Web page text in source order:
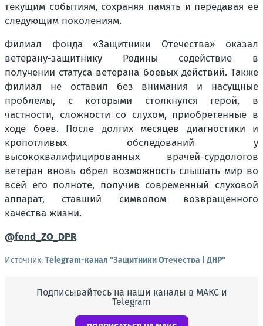
текущим событиям, сохраняя память и передавая ее
следующим поколениям.
Филиал фонда «Защитники Отечества» оказал
ветерану-защитнику Родины содействие в
получении статуса ветерана боевых действий. Также
филиал не оставил без внимания и насущные
проблемы, с которыми столкнулся герой, в
частности, сложности со слухом, приобретенные в
ходе боев. После долгих месяцев диагностики и
кропотливых обследований у
высококвалифицированных врачей-сурдологов
ветеран вновь обрел возможность слышать мир во
всей его полноте, получив современный слуховой
аппарат, ставший символом возвращенного
качества жизни.
@fond_ZO_DPR
Источник: Telegram-канал "Защитники Отечества | ДНР"
Подписывайтесь на наши каналы в МАКС и
Telegram